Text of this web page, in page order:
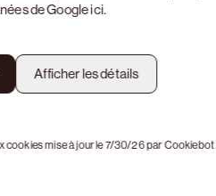
de Googleici.
Afficher les détails
cookies mise à jour le 7/30/26 parCookiebot